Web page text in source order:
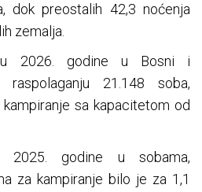
dok preostalih 42,3 noćenja
zemalja.
2026. godine u Bosni i
21.148 soba,
sa kapacitetom od
godine u sobama,
za kampiranje bilo je za 1,1